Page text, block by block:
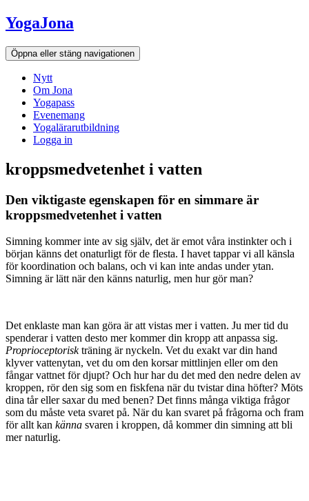
Hoppa
till
innehållet
YogaJona
Öppna eller stäng navigationen
Nytt
Om Jona
Yogapass
Evenemang
Yogalärarutbildning
Logga in
kroppsmedvetenhet i vatten
Den viktigaste egenskapen för en simmare är
kroppsmedvetenhet i vatten
Simning kommer inte av sig själv, det är emot våra instinkter och i
början känns det onaturligt för de flesta. I havet tappar vi all känsla
för koordination och balans, och vi kan inte andas under ytan.
Simning är lätt när den känns naturlig, men hur gör man?
Det enklaste man kan göra är att vistas mer i vatten. Ju mer tid du
spenderar i vatten desto mer kommer din kropp att anpassa sig.
Proprioceptoriskträning är nyckeln. Vet du exakt var din hand
klyver vattenytan, vet du om den korsar mittlinjen eller om den
fångar vattnet för djupt? Och hur har du det med den nedre delen av
kroppen, rör den sig som en fiskfena när du tvistar dina höfter? Möts
dina tår eller saxar du med benen? Det finns många viktiga frågor
som du måste veta svaret på. När du kan svaret på frågorna och fram
för allt kan känna svaren i kroppen, då kommer din simning att bli
mer naturlig.
Nödvändiga
Dessa kakor
välja bort. De
behövs för att
hemsidan
över huvud
Statistik
För att vi ska
kunna
förbättra
hemsidans
funktionalitet
och
uppbyggnad,